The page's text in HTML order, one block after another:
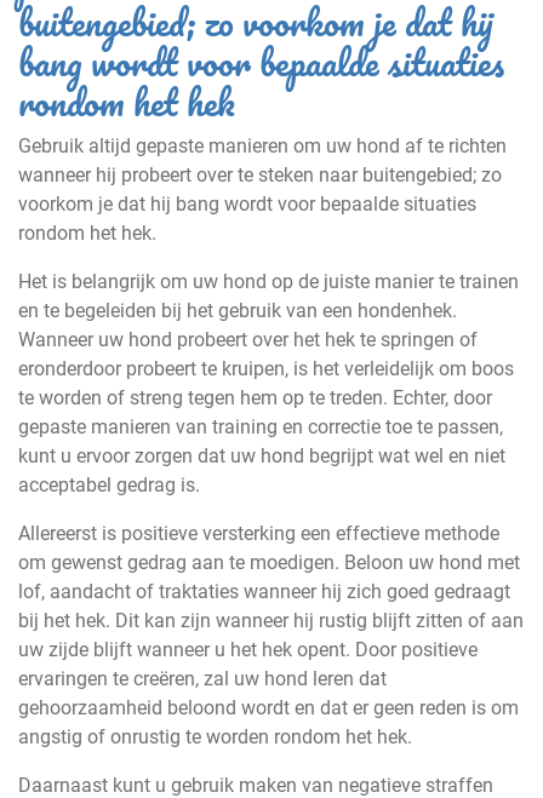
buitengebied; zo voorkom je dat hij
bang wordt voor bepaalde situaties
rondom het hek
Gebruik altijd gepaste manieren om uw hond af te richten
wanneer hij probeert over te steken naar buitengebied; zo
voorkom je dat hij bang wordt voor bepaalde situaties
rondom het hek.
Het is belangrijk om uw hond op de juiste manier te trainen
en te begeleiden bij het gebruik van een hondenhek.
Wanneer uw hond probeert over het hek te springen of
eronderdoor probeert te kruipen, is het verleidelijk om boos
te worden of streng tegen hem op te treden. Echter, door
gepaste manieren van training en correctie toe te passen,
kunt u ervoor zorgen dat uw hond begrijpt wat wel en niet
acceptabel gedrag is.
Allereerst is positieve versterking een effectieve methode
om gewenst gedrag aan te moedigen. Beloon uw hond met
lof, aandacht of traktaties wanneer hij zich goed gedraagt
bij het hek. Dit kan zijn wanneer hij rustig blijft zitten of aan
uw zijde blijft wanneer u het hek opent. Door positieve
ervaringen te creëren, zal uw hond leren dat
gehoorzaamheid beloond wordt en dat er geen reden is om
angstig of onrustig te worden rondom het hek.
Daarnaast kunt u gebruik maken van negatieve straffen